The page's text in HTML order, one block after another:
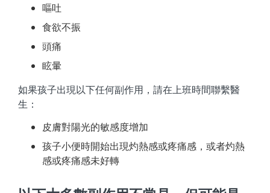
嘔吐
食欲不振
頭痛
眩暈
如果孩子出現以下任何副作用，請在上班時間聯繫醫
生：
皮膚對陽光的敏感度增加
孩子小便時開始出現灼熱感或疼痛感，或者灼熱
感或疼痛感未好轉